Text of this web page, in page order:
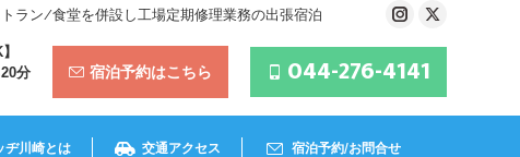
ラン/食堂を併設し工場定期修理業務の出張宿泊
Instagram
opens
in
new
X
in
分
宿泊予約はこちら 044-276-4141
ヂ川崎とは 交通アクセス 宿泊予約/お問合せ